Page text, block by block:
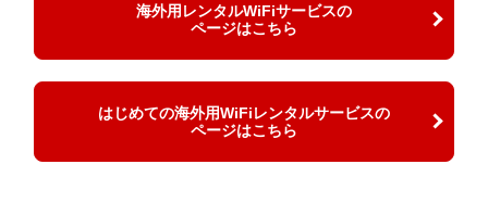
海外用レンタルWiFiサービスの
ページはこちら
はじめての海外用WiFiレンタルサービスの
ページはこちら